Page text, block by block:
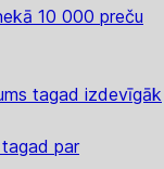
10 000 preču
tagad izdevīgāk
par